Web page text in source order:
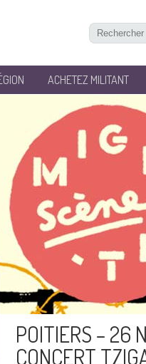
ACHETEZ MILITANT
POITIERS – 26
CONCERT